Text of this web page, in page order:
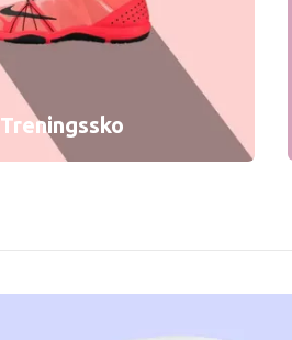
Treningssko